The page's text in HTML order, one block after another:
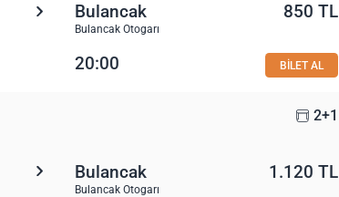
Bulancak
Bulancak Otogarı
850 TL
20:00 BİLET AL
2+1
Bulancak
Bulancak Otogarı
1.120 TL